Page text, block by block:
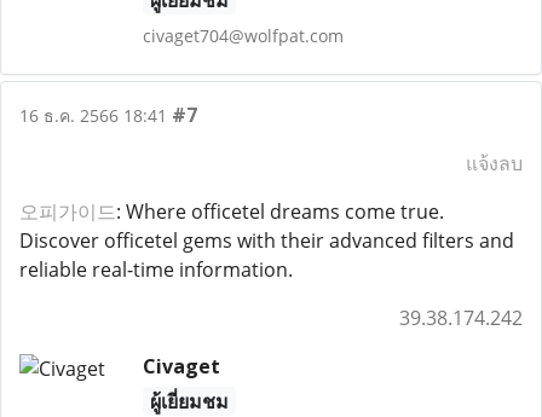
civaget704@wolfpat.com
16 ธ.ค. 2566 18:41 #7
แจ้งลบ
오피가이드: Where officetel dreams come true.
Discover officetel gems with their advanced filters and
reliable real-time information.
39.38.174.242
Civaget
ผู้เยี่ยมชม